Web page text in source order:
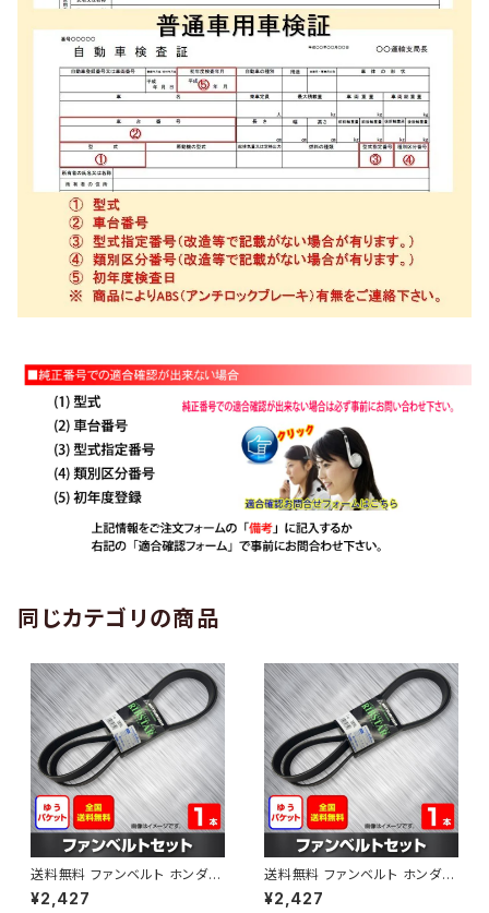
同じカテゴリの商品
送料無料 ファンベルト ホンダ
ゼスト 型式JE1 H18.03～H24.
11 （国内トップメーカー） 1本 H
¥2,427
送料無料 ファンベルト ホンダ ラ
イフ 型式JB6 H15.09～H20.1
1 （国内トップメーカー） 1本 HA
¥2,427